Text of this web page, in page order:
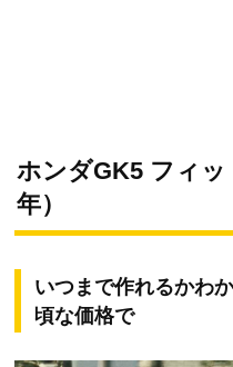
ホンダGK5 フィッ
年）
いつまで作れるかわ
頃な価格で